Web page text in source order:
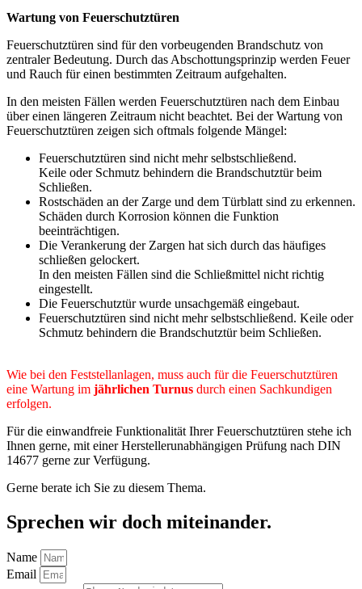
Wartung von Feuerschutztüren
Feuerschutztüren sind für den vorbeugenden Brandschutz von
zentraler Bedeutung. Durch das Abschottungsprinzip werden Feuer
und Rauch für einen bestimmten Zeitraum aufgehalten.
In den meisten Fällen werden Feuerschutztüren nach dem Einbau
über einen längeren Zeitraum nicht beachtet. Bei der Wartung von
Feuerschutztüren zeigen sich oftmals folgende Mängel:
Feuerschutztüren sind nicht mehr selbstschließend.
Keile oder Schmutz behindern die Brandschutztür beim
Schließen.
Rostschäden an der Zarge und dem Türblatt sind zu erkennen.
Schäden durch Korrosion können die Funktion
beeinträchtigen.
Die Verankerung der Zargen hat sich durch das häufiges
schließen gelockert.
In den meisten Fällen sind die Schließmittel nicht richtig
eingestellt.
Die Feuerschutztür wurde unsachgemäß eingebaut.
Feuerschutztüren sind nicht mehr selbstschließend. Keile oder
Schmutz behindern die Brandschutztür beim Schließen.
Wie bei den Feststellanlagen, muss auch für die Feuerschutztüren
eine Wartung im jährlichen Turnus durch einen Sachkundigen
erfolgen.
​Für die einwandfreie Funktionalität Ihrer Feuerschutztüren stehe ich
Ihnen gerne, mit einer Herstellerunabhängigen Prüfung nach DIN
14677 gerne zur Verfügung.
Gerne berate ich Sie zu diesem Thema.
Sprechen wir doch miteinander.
Name
Email